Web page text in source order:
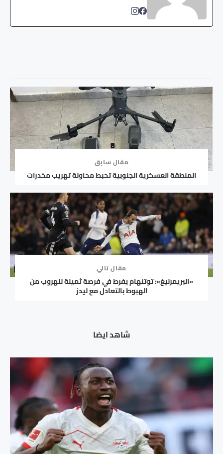
مقال سابق
المنطقة العسكرية الجنوبية تحبط محاولة تهريب مخدرات
مقال تالي
«البريمرليغ»: توتنهام يفرط في فرصة ثمينة للهروب من
الهبوط بالتعادل مع ليدز
شاهد ايضا